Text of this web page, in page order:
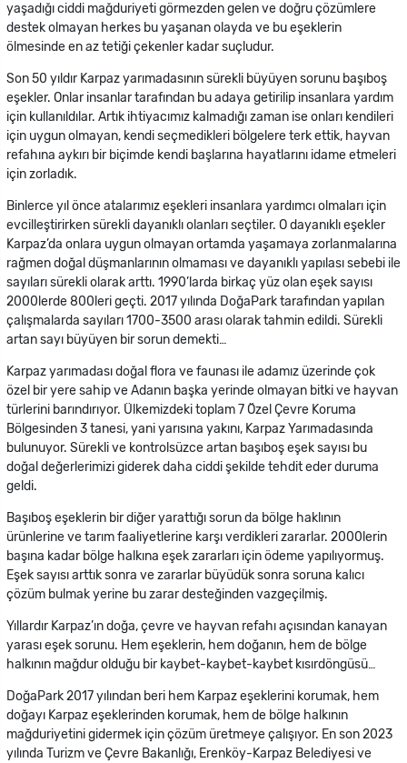
yaşadığı ciddi mağduriyeti görmezden gelen ve doğru çözümlere
destek olmayan herkes bu yaşanan olayda ve bu eşeklerin
ölmesinde en az tetiği çekenler kadar suçludur.
Son 50 yıldır Karpaz yarımadasının sürekli büyüyen sorunu başıboş
eşekler. Onlar insanlar tarafından bu adaya getirilip insanlara yardım
için kullanıldılar. Artık ihtiyacımız kalmadığı zaman ise onları kendileri
için uygun olmayan, kendi seçmedikleri bölgelere terk ettik, hayvan
refahına aykırı bir biçimde kendi başlarına hayatlarını idame etmeleri
için zorladık.
Binlerce yıl önce atalarımız eşekleri insanlara yardımcı olmaları için
evcilleştirirken sürekli dayanıklı olanları seçtiler. O dayanıklı eşekler
Karpaz’da onlara uygun olmayan ortamda yaşamaya zorlanmalarına
rağmen doğal düşmanlarının olmaması ve dayanıklı yapılası sebebi ile
sayıları sürekli olarak arttı. 1990’larda birkaç yüz olan eşek sayısı
2000lerde 800leri geçti. 2017 yılında DoğaPark tarafından yapılan
çalışmalarda sayıları 1700-3500 arası olarak tahmin edildi. Sürekli
artan sayı büyüyen bir sorun demekti…
Karpaz yarımadası doğal flora ve faunası ile adamız üzerinde çok
özel bir yere sahip ve Adanın başka yerinde olmayan bitki ve hayvan
türlerini barındırıyor. Ülkemizdeki toplam 7 Özel Çevre Koruma
Bölgesinden 3 tanesi, yani yarısına yakını, Karpaz Yarımadasında
bulunuyor. Sürekli ve kontrolsüzce artan başıboş eşek sayısı bu
doğal değerlerimizi giderek daha ciddi şekilde tehdit eder duruma
geldi.
Başıboş eşeklerin bir diğer yarattığı sorun da bölge haklının
ürünlerine ve tarım faaliyetlerine karşı verdikleri zararlar. 2000lerin
başına kadar bölge halkına eşek zararları için ödeme yapılıyormuş.
Eşek sayısı arttık sonra ve zararlar büyüdük sonra soruna kalıcı
çözüm bulmak yerine bu zarar desteğinden vazgeçilmiş.
Yıllardır Karpaz’ın doğa, çevre ve hayvan refahı açısından kanayan
yarası eşek sorunu. Hem eşeklerin, hem doğanın, hem de bölge
halkının mağdur olduğu bir kaybet-kaybet-kaybet kısırdöngüsü…
DoğaPark 2017 yılından beri hem Karpaz eşeklerini korumak, hem
doğayı Karpaz eşeklerinden korumak, hem de bölge halkının
mağduriyetini gidermek için çözüm üretmeye çalışıyor. En son 2023
yılında Turizm ve Çevre Bakanlığı, Erenköy-Karpaz Belediyesi ve